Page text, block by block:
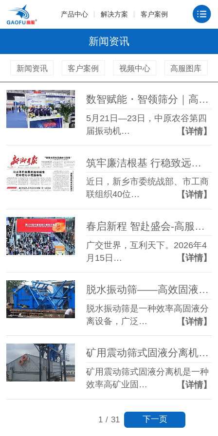
产品中心 解决方案 客户案例
新闻资讯
新闻资讯 客户案例 视频中心 高服图库
数智赋能・智领筛分｜高服机械亮相新乡振动博览会，两大智能新品闪耀全场
5月21日—23日，中原农谷第四
届振动机…
【详情】
近日，新乡市委统战部、市工商
联组织40位…
【详情】
春启新程 智赴盛会-高服机械盛装亮相第139届广交会
广交世界，互利天下。2026年4
月15日…
【详情】
脱水振动筛——高效固液分离设备的核心选择
脱水振动筛是一种效率高固液分
离设备，广泛…
【详情】
矿用震动筛式固液分离机效率高矿业固液处理解决方案
矿用震动筛式固液分离机是一种
效率高矿业固…
【详情】
1 / 31 下一页